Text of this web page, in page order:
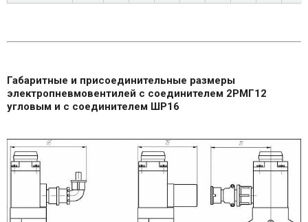
Габаритные и присоединительные размеры
электропневмовентилей с соединителем 2РМГ12
угловым и с соединителем ШР16